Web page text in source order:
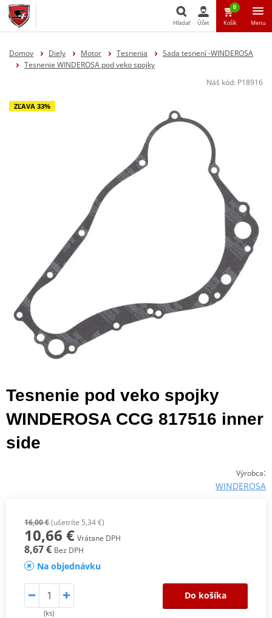
Hľadať
Hľadať Účet
0
Košík Menu
Domov Diely Motor Tesnenia
Sada tesnení -WINDEROSA
Tesnenie WINDEROSA pod veko spojky
Náš kód: P18916
ZĽAVA 33%
Tesnenie pod veko spojky
WINDEROSA CCG 817516 inner
side
Výrobca:
WINDEROSA
16,00 €(ušetríte 5,34 €)
10,66 € Vrátane DPH
8,67 € Bez DPH
Na objednávku
(ks)
Do košíka